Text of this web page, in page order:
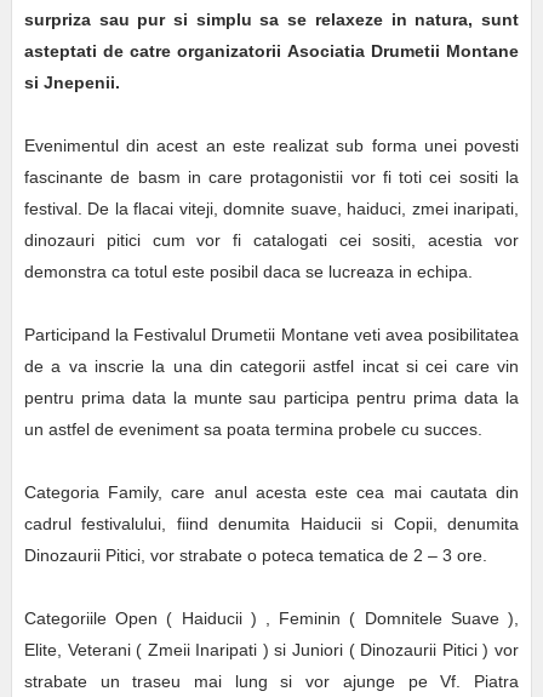
surpriza sau pur si simplu sa se relaxeze in natura, sunt
asteptati de catre organizatorii Asociatia Drumetii Montane
si Jnepenii.
Evenimentul din acest an este realizat sub forma unei povesti
fascinante de basm in care protagonistii vor fi toti cei sositi la
festival. De la flacai viteji, domnite suave, haiduci, zmei inaripati,
dinozauri pitici cum vor fi catalogati cei sositi, acestia vor
demonstra ca totul este posibil daca se lucreaza in echipa.
Participand la Festivalul Drumetii Montane veti avea posibilitatea
de a va inscrie la una din categorii astfel incat si cei care vin
pentru prima data la munte sau participa pentru prima data la
un astfel de eveniment sa poata termina probele cu succes.
Categoria Family, care anul acesta este cea mai cautata din
cadrul festivalului, fiind denumita Haiducii si Copii, denumita
Dinozaurii Pitici, vor strabate o poteca tematica de 2 – 3 ore.
Categoriile Open ( Haiducii ) , Feminin ( Domnitele Suave ),
Elite, Veterani ( Zmeii Inaripati ) si Juniori ( Dinozaurii Pitici ) vor
strabate un traseu mai lung si vor ajunge pe Vf. Piatra